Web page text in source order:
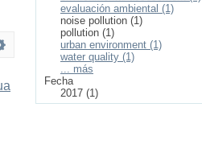
evaluación ambiental (1)
noise pollution (1)
pollution (1)
urban environment (1)
water quality (1)
... más
Fecha
2017 (1)